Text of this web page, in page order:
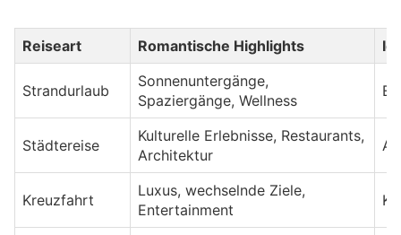
Reiseart Romantische Highlights
Strandurlaub
Sonnenuntergänge,
Spaziergänge, Wellness
Städtereise
Kulturelle Erlebnisse, Restaurants,
Architektur
Kreuzfahrt
Luxus, wechselnde Ziele,
Entertainment